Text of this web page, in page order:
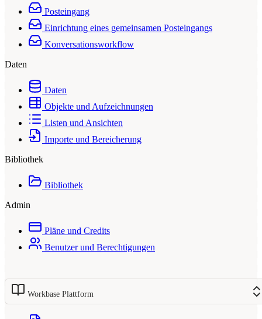
Posteingang
Einrichtung eines gemeinsamen Posteingangs
Konversationsworkflow
Daten
Daten
Objekte und Aufzeichnungen
Listen und Ansichten
Importe und Bereicherung
Bibliothek
Bibliothek
Admin
Pläne und Credits
Benutzer und Berechtigungen
Workbase Plattform